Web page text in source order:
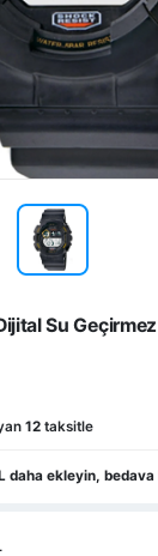
Su
12 taksitle
daha ekleyin, bedava